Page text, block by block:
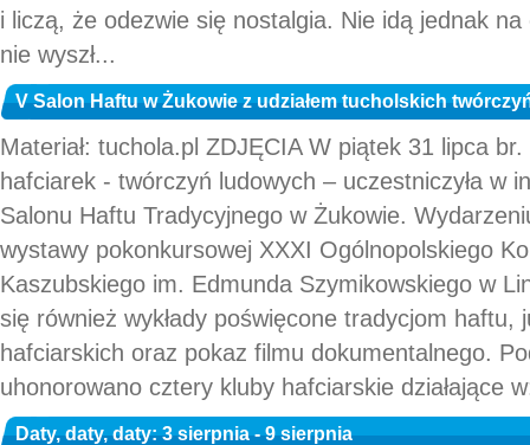
i liczą, że odezwie się nostalgia. Nie idą jednak na
nie wyszł...
V Salon Haftu w Żukowie z udziałem tucholskich
Materiał: tuchola.pl ZDJĘCIA W piątek 31 lipca
hafciarek - twórczyń ludowych – uczestniczyła w
Salonu Haftu Tradycyjnego w Żukowie.
wystawy pokonkursowej XXXI Ogólnopolskiego
Kaszubskiego im. Edmunda Szymikowskiego w
się również wykłady poświęcone tradycjom haftu,
hafciarskich oraz pokaz filmu dokumentalnego.
uhonorowano cztery kluby hafciarskie działające
Daty, daty, daty: 3 sierpnia - 9 sierpnia